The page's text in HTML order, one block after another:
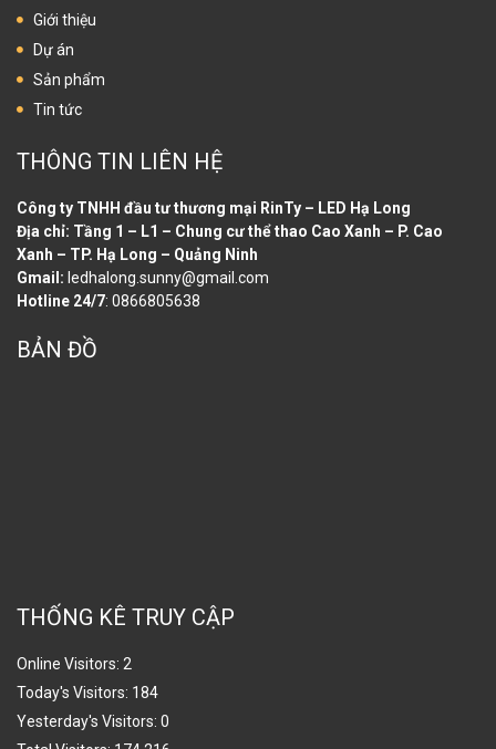
Giới thiệu
Dự án
Sản phẩm
Tin tức
THÔNG TIN LIÊN HỆ
Công ty TNHH đầu tư thương mại RinTy – LED Hạ Long
Địa chỉ: Tầng 1 – L1 – Chung cư thể thao Cao Xanh – P. Cao
Xanh – TP. Hạ Long – Quảng Ninh
Gmail: ledhalong.sunny@gmail.com
Hotline 24/7: 0866805638
BẢN ĐỒ
THỐNG KÊ TRUY CẬP
Online Visitors: 2
Today's Visitors: 184
Yesterday's Visitors: 0